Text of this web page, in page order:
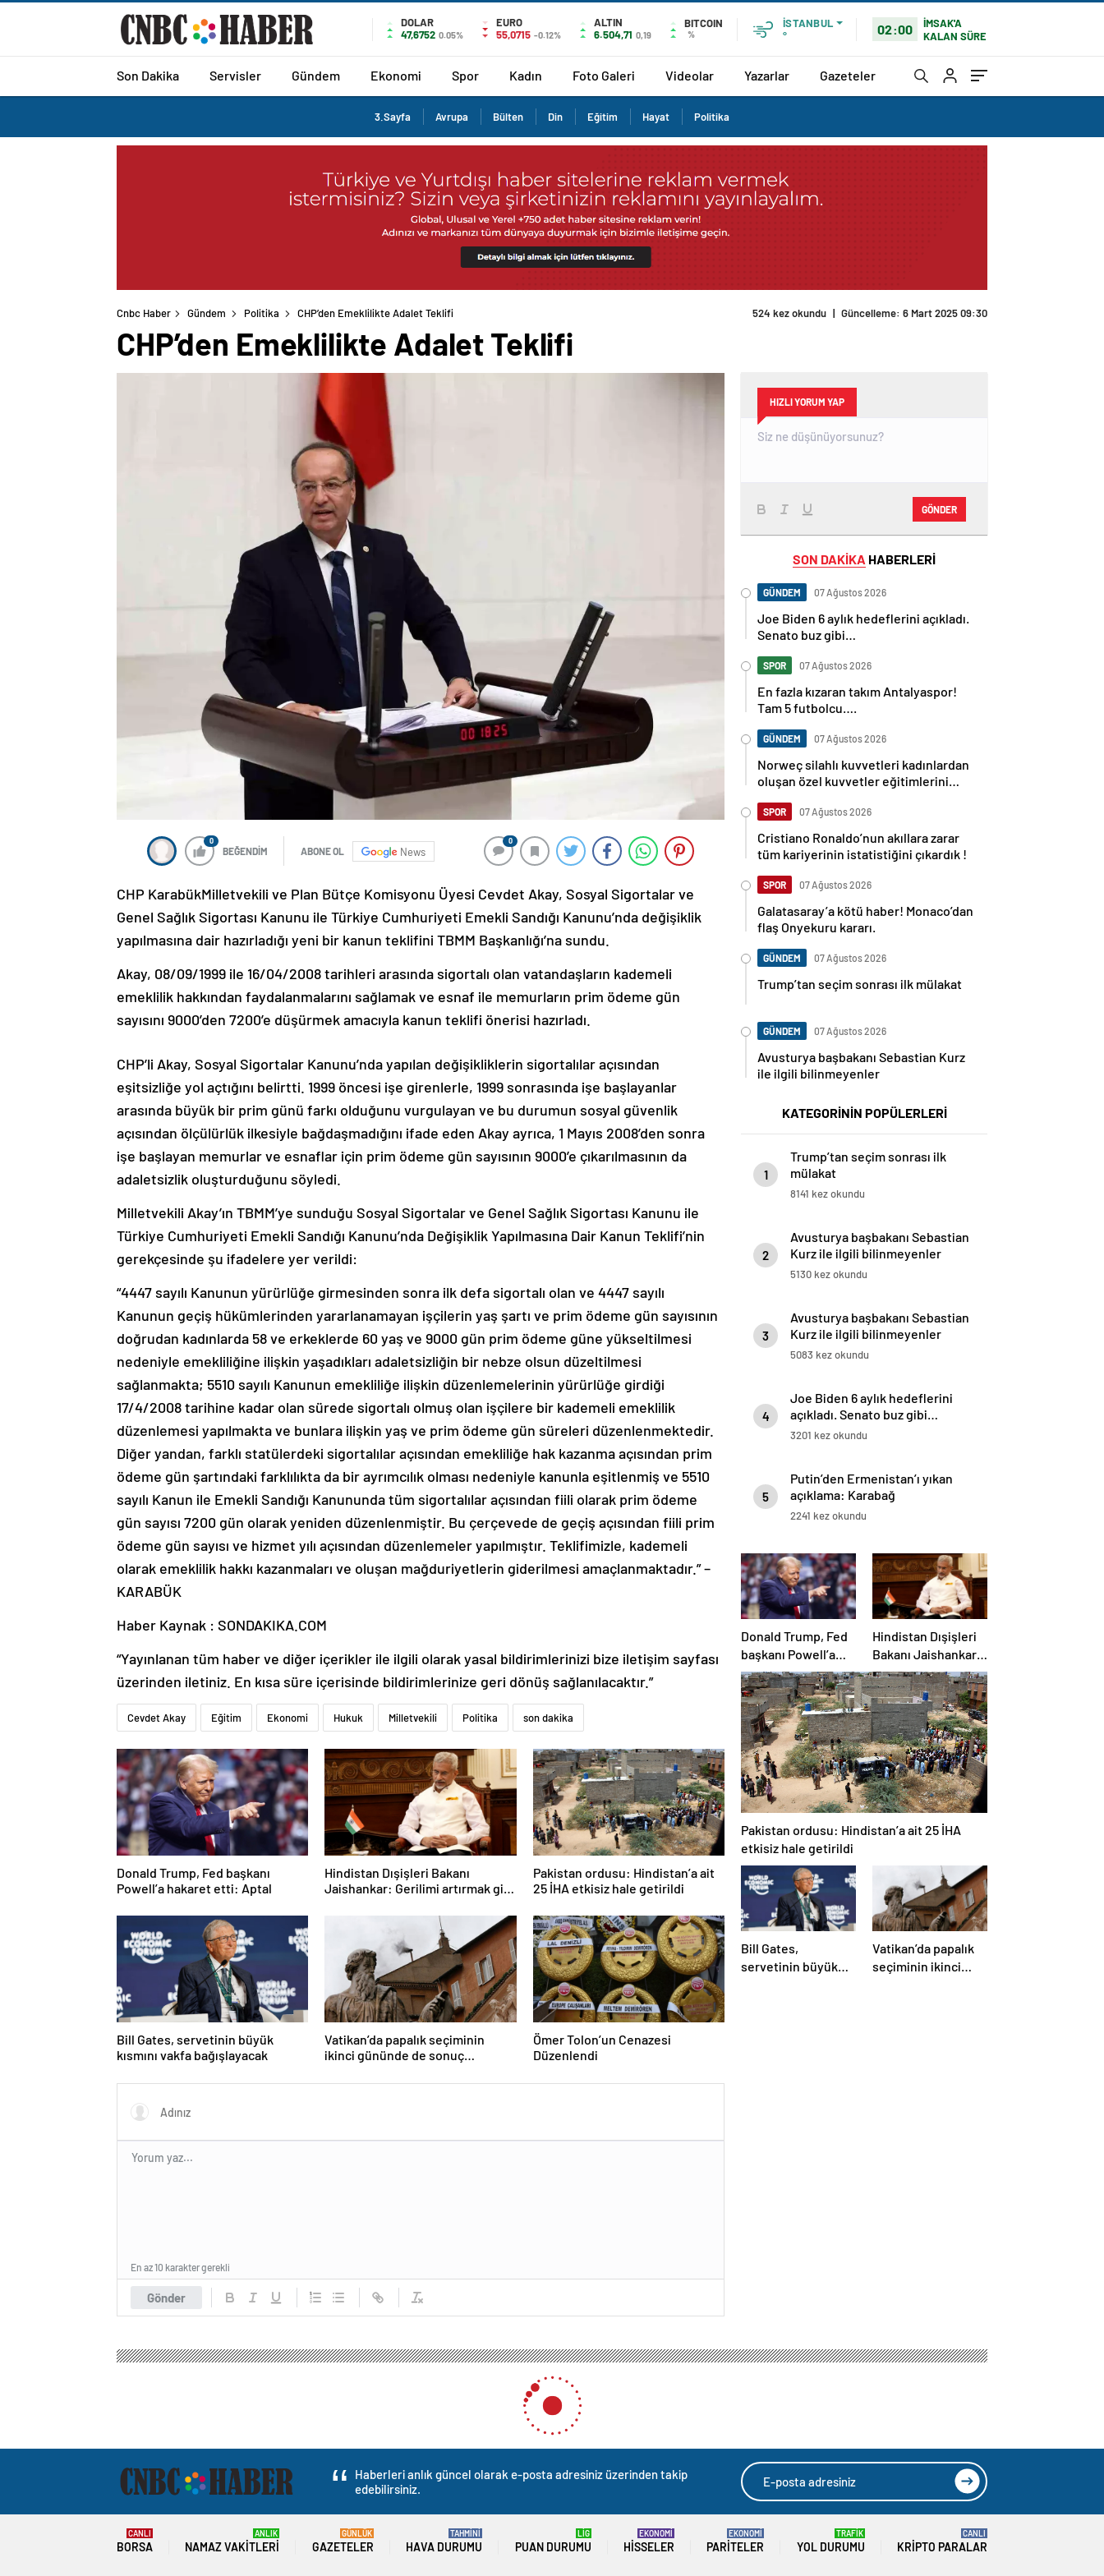
DOLAR
47,6752 0.05%
EURO
55,0715 -0.12%
ALTIN
6.504,71 0,19
BITCOIN
%
İSTANBUL
°
02:00
İMSAK'A
KALAN SÜRE
Son Dakika Servisler Gündem Ekonomi Spor Kadın Foto Galeri Videolar Yazarlar Gazeteler
3.Sayfa Avrupa Bülten Din Eğitim Hayat Politika
Cnbc Haber Gündem Politika CHP’den Emeklilikte Adalet Teklifi
CHP’den Emeklilikte Adalet Teklifi
0
BEĞENDİM ABONE OL News
0
CHP KarabükMilletvekili ve Plan Bütçe Komisyonu Üyesi Cevdet Akay, Sosyal Sigortalar ve
Genel Sağlık Sigortası Kanunu ile Türkiye Cumhuriyeti Emekli Sandığı Kanunu’nda değişiklik
yapılmasına dair hazırladığı yeni bir kanun teklifini TBMM Başkanlığı’na sundu.
Akay, 08/09/1999 ile 16/04/2008 tarihleri arasında sigortalı olan vatandaşların kademeli
emeklilik hakkından faydalanmalarını sağlamak ve esnaf ile memurların prim ödeme gün
sayısını 9000’den 7200’e düşürmek amacıyla kanun teklifi önerisi hazırladı.
CHP’li Akay, Sosyal Sigortalar Kanunu’nda yapılan değişikliklerin sigortalılar açısından
eşitsizliğe yol açtığını belirtti. 1999 öncesi işe girenlerle, 1999 sonrasında işe başlayanlar
arasında büyük bir prim günü farkı olduğunu vurgulayan ve bu durumun sosyal güvenlik
açısından ölçülürlük ilkesiyle bağdaşmadığını ifade eden Akay ayrıca, 1 Mayıs 2008’den sonra
işe başlayan memurlar ve esnaflar için prim ödeme gün sayısının 9000’e çıkarılmasının da
adaletsizlik oluşturduğunu söyledi.
Milletvekili Akay’ın TBMM’ye sunduğu Sosyal Sigortalar ve Genel Sağlık Sigortası Kanunu ile
Türkiye Cumhuriyeti Emekli Sandığı Kanunu’nda Değişiklik Yapılmasına Dair Kanun Teklifi’nin
gerekçesinde şu ifadelere yer verildi:
“4447 sayılı Kanunun yürürlüğe girmesinden sonra ilk defa sigortalı olan ve 4447 sayılı
Kanunun geçiş hükümlerinden yararlanamayan işçilerin yaş şartı ve prim ödeme gün sayısının
doğrudan kadınlarda 58 ve erkeklerde 60 yaş ve 9000 gün prim ödeme güne yükseltilmesi
nedeniyle emekliliğine ilişkin yaşadıkları adaletsizliğin bir nebze olsun düzeltilmesi
sağlanmakta; 5510 sayılı Kanunun emekliliğe ilişkin düzenlemelerinin yürürlüğe girdiği
17/4/2008 tarihine kadar olan sürede sigortalı olmuş olan işçilere bir kademeli emeklilik
düzenlemesi yapılmakta ve bunlara ilişkin yaş ve prim ödeme gün süreleri düzenlenmektedir.
Diğer yandan, farklı statülerdeki sigortalılar açısından emekliliğe hak kazanma açısından prim
ödeme gün şartındaki farklılıkta da bir ayrımcılık olması nedeniyle kanunla eşitlenmiş ve 5510
sayılı Kanun ile Emekli Sandığı Kanununda tüm sigortalılar açısından fiili olarak prim ödeme
gün sayısı 7200 gün olarak yeniden düzenlenmiştir. Bu çerçevede de geçiş açısından fiili prim
ödeme gün sayısı ve hizmet yılı açısından düzenlemeler yapılmıştır. Teklifimizle, kademeli
olarak emeklilik hakkı kazanmaları ve oluşan mağduriyetlerin giderilmesi amaçlanmaktadır.” –
KARABÜK
Haber Kaynak : SONDAKIKA.COM
“Yayınlanan tüm haber ve diğer içerikler ile ilgili olarak yasal bildirimlerinizi bize iletişim sayfası
üzerinden iletiniz. En kısa süre içerisinde bildirimlerinize geri dönüş sağlanılacaktır.”
Cevdet Akay Eğitim Ekonomi Hukuk Milletvekili Politika son dakika
Donald Trump, Fed başkanı
Powell’a hakaret etti: Aptal
Hindistan Dışişleri Bakanı
Jaishankar: Gerilimi artırmak gibi
Pakistan ordusu: Hindistan’a ait
25 İHA etkisiz hale getirildi
Bill Gates, servetinin büyük
kısmını vakfa bağışlayacak
Vatikan’da papalık seçiminin
ikinci gününde de sonuç
Ömer Tolon’un Cenazesi
Düzenlendi
Gönder
En az 10 karakter gerekli
HIZLI YORUM YAP
GÖNDER
SON DAKİKA HABERLERİ
GÜNDEM 07 Ağustos 2026
Joe Biden 6 aylık hedeflerini açıkladı.
Senato buz gibi…
SPOR 07 Ağustos 2026
En fazla kızaran takım Antalyaspor!
Tam 5 futbolcu….
GÜNDEM 07 Ağustos 2026
Norweç silahlı kuvvetleri kadınlardan
oluşan özel kuvvetler eğitimlerini
SPOR 07 Ağustos 2026
Cristiano Ronaldo’nun akıllara zarar
tüm kariyerinin istatistiğini çıkardık !
SPOR 07 Ağustos 2026
Galatasaray’a kötü haber! Monaco’dan
flaş Onyekuru kararı.
GÜNDEM 07 Ağustos 2026
Trump’tan seçim sonrası ilk mülakat
GÜNDEM 07 Ağustos 2026
Avusturya başbakanı Sebastian Kurz
ile ilgili bilinmeyenler
KATEGORİNİN POPÜLERLERİ
1
Trump’tan seçim sonrası ilk
mülakat
8141 kez okundu
2
Avusturya başbakanı Sebastian
Kurz ile ilgili bilinmeyenler
5130 kez okundu
3
Avusturya başbakanı Sebastian
Kurz ile ilgili bilinmeyenler
5083 kez okundu
4
Joe Biden 6 aylık hedeflerini
açıkladı. Senato buz gibi…
3201 kez okundu
5
Putin’den Ermenistan’ı yıkan
açıklama: Karabağ
Azerbaycan’ın ayrılmaz bir
2241 kez okundu
Donald Trump, Fed
başkanı Powell’a
hakaret etti: Aptal
Hindistan Dışişleri
Bakanı Jaishankar:
Gerilimi artırmak
gibi bir niyetimiz
yok
Pakistan ordusu: Hindistan’a ait 25 İHA
etkisiz hale getirildi
Bill Gates,
servetinin büyük
Vatikan’da papalık
seçiminin ikinci
Dolandırıcı Bandırma’da Yakalandı